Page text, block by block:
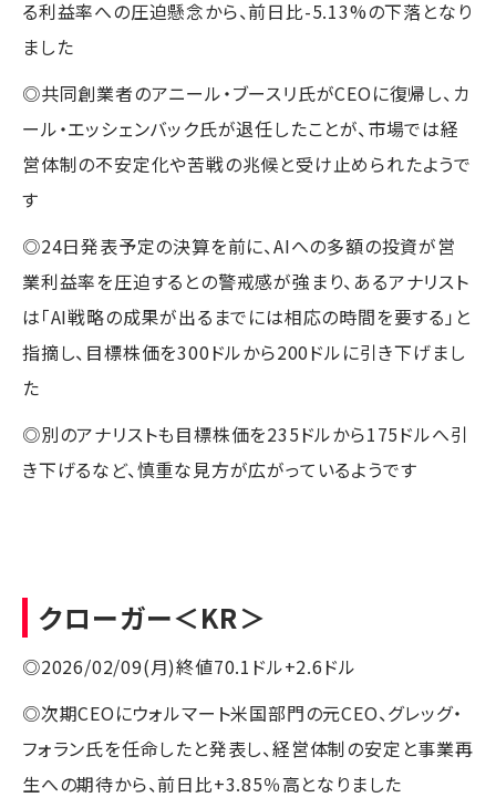
る利益率への圧迫懸念から、前日比-5.13%の下落となり
ました
◎共同創業者のアニール・ブースリ氏がCEOに復帰し、カ
ール・エッシェンバック氏が退任したことが、市場では経
営体制の不安定化や苦戦の兆候と受け止められたようで
す
◎24日発表予定の決算を前に、AIへの多額の投資が営
業利益率を圧迫するとの警戒感が強まり、あるアナリスト
は「AI戦略の成果が出るまでには相応の時間を要する」と
指摘し、目標株価を300ドルから200ドルに引き下げまし
た
◎別のアナリストも目標株価を235ドルから175ドルへ引
き下げるなど、慎重な見方が広がっているようです
クローガー＜KR＞
◎2026/02/09(月)終値70.1ドル+2.6ドル
◎次期CEOにウォルマート米国部門の元CEO、グレッグ・
フォラン氏を任命したと発表し、経営体制の安定と事業再
生への期待から、前日比+3.85％高となりました